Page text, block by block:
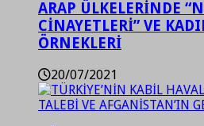
ARAP ÜLKELERİNDE
CİNAYETLERİ” VE
ÖRNEKLERİ
20/07/2021